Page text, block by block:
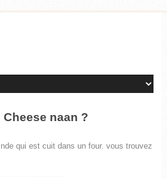
naan ?
qui est cuit dans un four. vous trouvez